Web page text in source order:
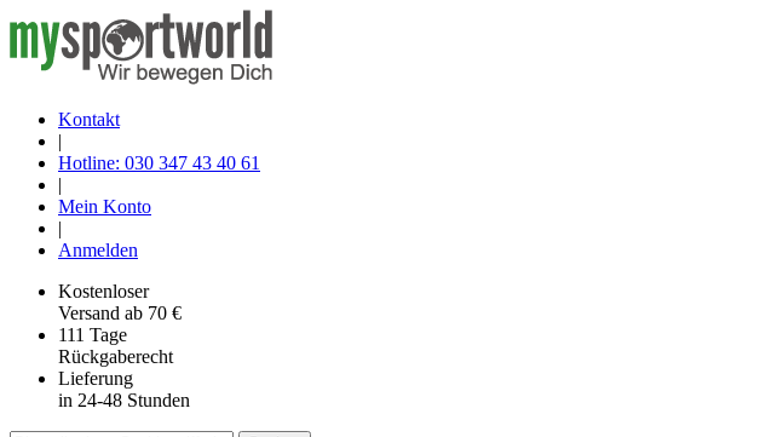
Kontakt
|
Hotline: 030 347 43 40 61
|
Mein Konto
|
Anmelden
Kostenloser
Versand ab 70 €
111 Tage
Rückgaberecht
Lieferung
in 24-48 Stunden